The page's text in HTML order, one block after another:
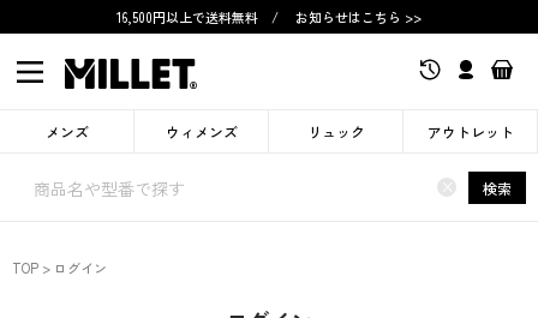
16,500円以上で送料無料 / お知らせはこちら >>
メンズ ウィメンズ リュック アウトレット
× 検索
TOP ログイン